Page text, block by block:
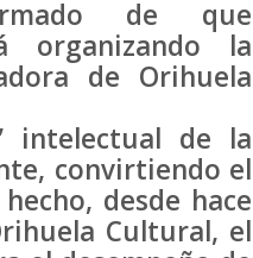
de que
organizando la
de Orihuela
intelectual de la
convirtiendo el
desde hace
Cultural, el